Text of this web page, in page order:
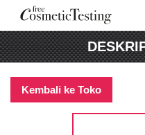
Kembali ke Toko